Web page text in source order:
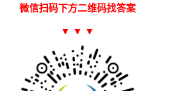
微信扫码下方二维码找答案
▼ ▼ ▼